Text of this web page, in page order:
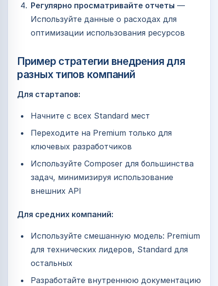
Регулярно просматривайте отчеты —
Используйте данные о расходах для
оптимизации использования ресурсов
Пример стратегии внедрения для
разных типов компаний
Для стартапов:
Начните с всех Standard мест
Переходите на Premium только для
ключевых разработчиков
Используйте Composer для большинства
задач, минимизируя использование
внешних API
Для средних компаний:
Используйте смешанную модель: Premium
для технических лидеров, Standard для
остальных
Разработайте внутреннюю документацию